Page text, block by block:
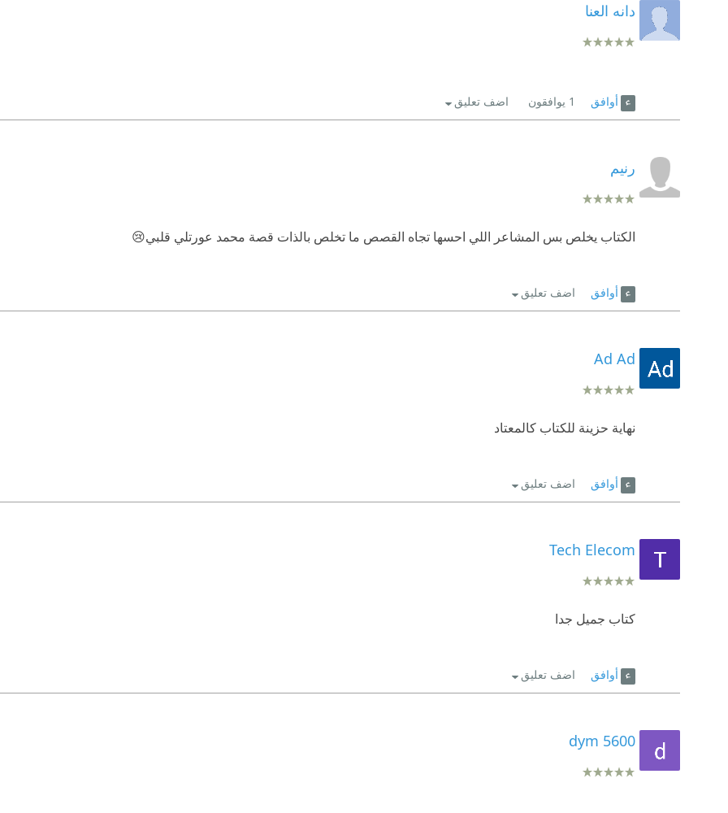
دانه العنا
أوافق 1 يوافقون اضف تعليق
رنيم
الكتاب يخلص بس المشاعر اللي احسها تجاه القصص ما تخلص بالذات قصة محمد عورتلي قلبي😢
أوافق اضف تعليق
Ad Ad
نهاية حزينة للكتاب كالمعتاد
أوافق اضف تعليق
Tech Elecom
كتاب جميل جدا
أوافق اضف تعليق
dym 5600